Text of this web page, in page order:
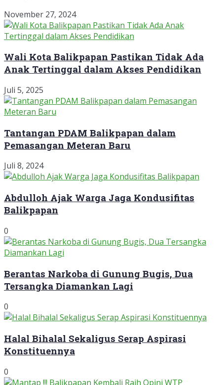
November 27, 2024
Wali Kota Balikpapan Pastikan Tidak Ada
Anak Tertinggal dalam Akses Pendidikan
Juli 5, 2025
Tantangan PDAM Balikpapan dalam
Pemasangan Meteran Baru
Juli 8, 2024
Abdulloh Ajak Warga Jaga Kondusifitas
Balikpapan
0
Berantas Narkoba di Gunung Bugis, Dua
Tersangka Diamankan Lagi
0
Halal Bihalal Sekaligus Serap Aspirasi
Konstituennya
0